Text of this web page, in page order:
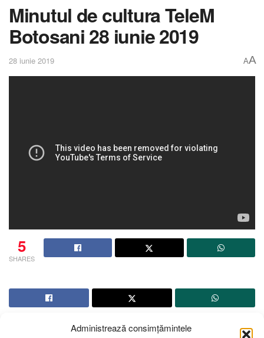
Administrează consimțămintele
Minutul de cultura TeleM
Botosani 28 iunie 2019
28 iunie 2019 AA
5
SHARES